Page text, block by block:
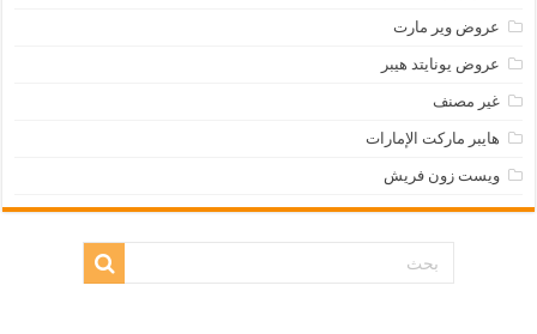
عروض وير مارت
عروض يونايتد هيبر
غير مصنف
هايبر ماركت الإمارات
ويست زون فريش